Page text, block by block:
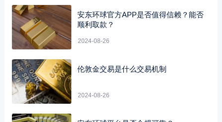
安东环球官方APP是否值得信赖？能否
顺利取款？
2024-08-26
伦敦金交易是什么交易机制
2024-08-26